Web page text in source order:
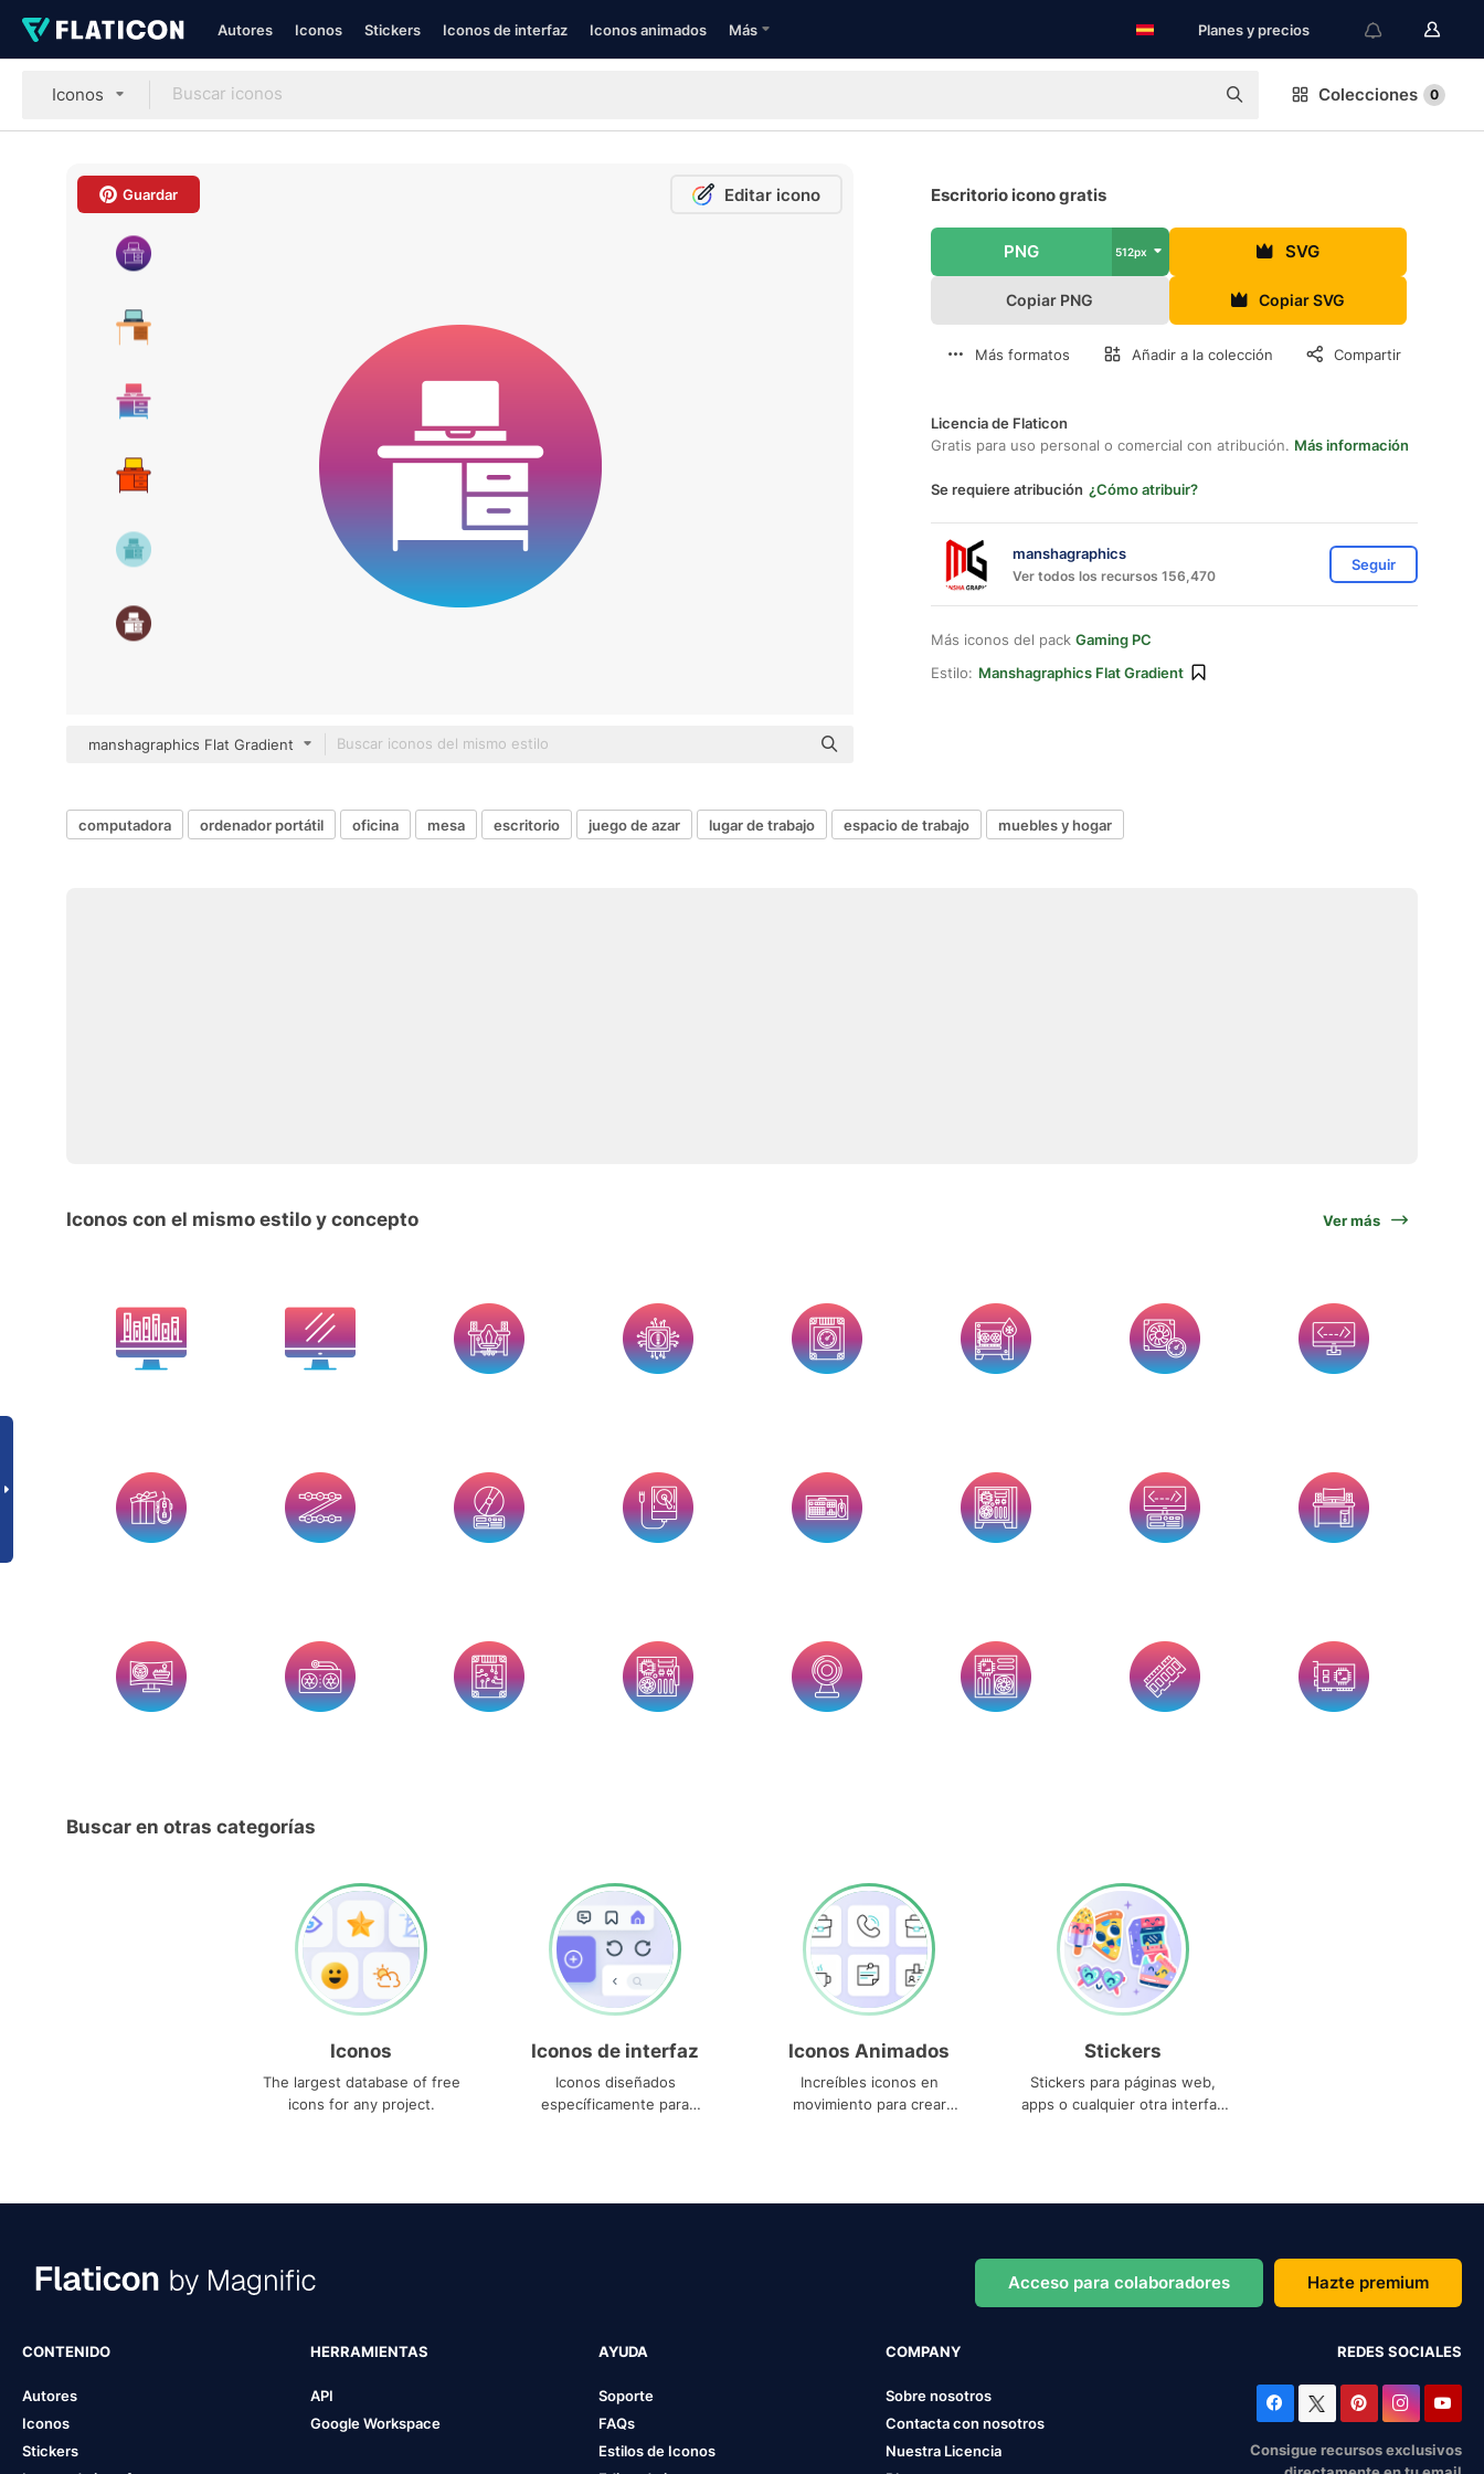
Autores Iconos Stickers Iconos de interfaz Iconos animados Más Planes y precios
Iconos Colecciones 0
Guardar Editar icono
manshagraphics Flat Gradient
Escritorio icono gratis
PNG 512px SVG
Copiar PNG Copiar SVG
Más formatos Añadir a la colección Compartir
Licencia de Flaticon
Gratis para uso personal o comercial con atribución. Más información
Se requiere atribución ¿Cómo atribuir?
manshagraphics
Ver todos los recursos 156,470
Seguir
Más iconos del pack Gaming PC
Estilo: Manshagraphics Flat Gradient
computadora ordenador portátil oficina mesa escritorio juego de azar lugar de trabajo espacio de trabajo muebles y hogar
Iconos con el mismo estilo y concepto Ver más
Buscar en otras categorías
Iconos
The largest database of free
icons for any project.
Iconos de interfaz
Iconos diseñados
específicamente para
Iconos Animados
Increíbles iconos en
movimiento para crear
Stickers
Stickers para páginas web,
apps o cualquier otra interfaz
Acceso para colaboradores Hazte premium
CONTENIDO
Autores
Iconos
Stickers
HERRAMIENTAS
API
Google Workspace
AYUDA
Soporte
FAQs
Estilos de Iconos
COMPANY
Sobre nosotros
Contacta con nosotros
Nuestra Licencia
REDES SOCIALES
Consigue recursos exclusivos